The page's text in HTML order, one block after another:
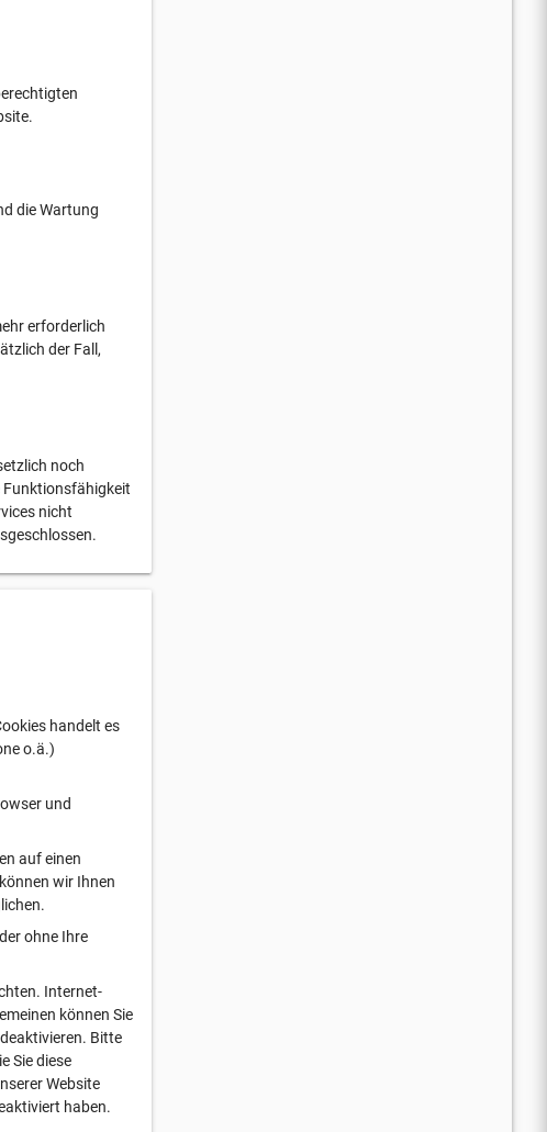
die Wartung
erforderlich
der Fall,
noch
Funktionsfähigkeit
nicht
handelt es
o.ä.)
und
auf einen
wir Ihnen
ohne Ihre
Internet-
können Sie
Bitte
Sie diese
Website
haben.